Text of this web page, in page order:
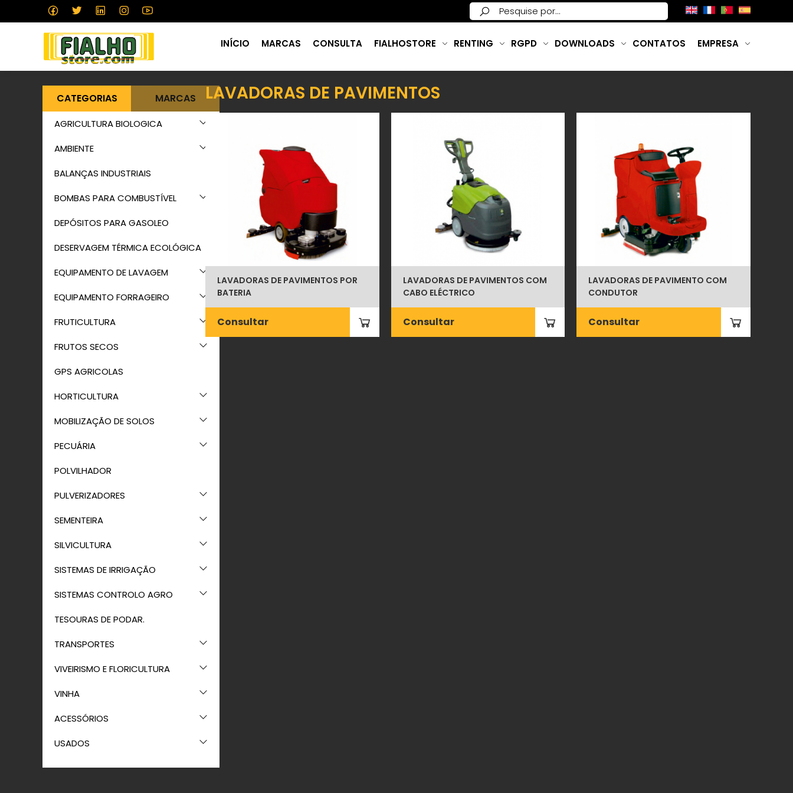
INÍCIO MARCAS CONSULTA FIALHOSTORE RENTING RGPD DOWNLOADS CONTATOS EMPRESA
CATEGORIAS MARCAS
AGRICULTURA BIOLOGICA
AMBIENTE
BALANÇAS INDUSTRIAIS
BOMBAS PARA COMBUSTÍVEL
DEPÓSITOS PARA GASOLEO
DESERVAGEM TÉRMICA ECOLÓGICA
EQUIPAMENTO DE LAVAGEM
EQUIPAMENTO FORRAGEIRO
FRUTICULTURA
FRUTOS SECOS
GPS AGRICOLAS
HORTICULTURA
MOBILIZAÇÃO DE SOLOS
PECUÁRIA
POLVILHADOR
PULVERIZADORES
SEMENTEIRA
SILVICULTURA
SISTEMAS DE IRRIGAÇÃO
SISTEMAS CONTROLO AGRO
TESOURAS DE PODAR.
TRANSPORTES
VIVEIRISMO E FLORICULTURA
VINHA
ACESSÓRIOS
USADOS
LAVADORAS DE PAVIMENTOS
LAVADORAS DE PAVIMENTOS POR
BATERIA
Consultar
LAVADORAS DE PAVIMENTOS COM
CABO ELÉCTRICO
Consultar
LAVADORAS DE PAVIMENTO COM
CONDUTOR
Consultar